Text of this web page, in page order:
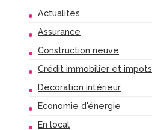
Actualités
Assurance
Construction neuve
Crédit immobilier et impots
Décoration intérieur
Economie d'énergie
En local